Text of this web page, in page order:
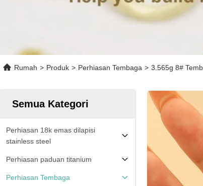
Rumah > Produk > Perhiasan Tembaga > 3.565g 8#
Semua Kategori
Perhiasan 18k emas dilapisi
stainless steel
Perhiasan paduan titanium
Perhiasan Tembaga